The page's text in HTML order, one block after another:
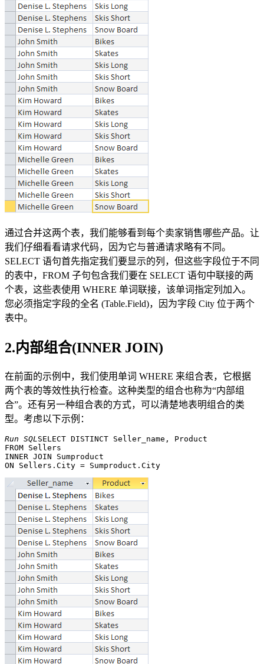
通过合并这两个表，我们能够看到每个卖家销售哪些产品。让
我们仔细看看请求代码，因为它与普通请求略有不同。
SELECT 语句首先指定我们要显示的列，但这些字段位于不同
的表中，FROM 子句包含我们要在 SELECT 语句中联接的两
个表，这些表使用 WHERE 单词联接，该单词指定列加入。
您必须指定字段的全名 (Table.Field)，因为字段 City 位于两个
表中。
2.内部组合(INNER JOIN)
在前面的示例中，我们使用单词 WHERE 来组合表，它根据
两个表的等效性执行检查。这种类型的组合也称为“内部组
合”。还有另一种组合表的方式，可以清楚地表明组合的类
型。考虑以下示例：
Run SQL SELECT DISTINCT Seller_name, Product
FROM Sellers
INNER JOIN Sumproduct